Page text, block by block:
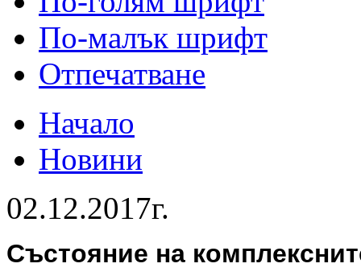
По-малък шрифт
Отпечатване
Начало
Новини
02.12.2017г.
Състояние на